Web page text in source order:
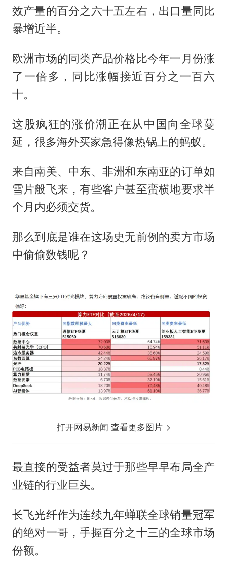
效产量的百分之六十五左右，出口量同比
暴增近半。
欧洲市场的同类产品价格比今年一月份涨
了一倍多，同比涨幅接近百分之一百六
十。
这股疯狂的涨价潮正在从中国向全球蔓
延，很多海外买家急得像热锅上的蚂蚁。
来自南美、中东、非洲和东南亚的订单如
雪片般飞来，有些客户甚至蛮横地要求半
个月内必须交货。
那么到底是谁在这场史无前例的卖方市场
中偷偷数钱呢？
打开网易新闻 查看更多图片
最直接的受益者莫过于那些早早布局全产
业链的行业巨头。
长飞光纤作为连续九年蝉联全球销量冠军
的绝对一哥，手握百分之十三的全球市场
份额。